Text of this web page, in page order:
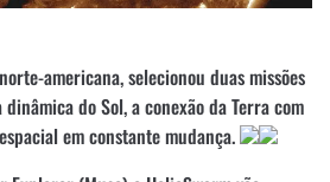
americana, selecionou duas missões
do Sol, a conexão da Terra com
em constante mudança.